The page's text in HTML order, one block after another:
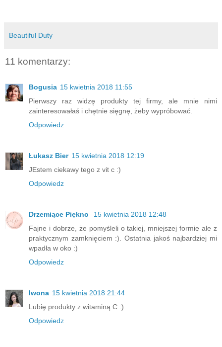
Beautiful Duty
11 komentarzy:
Bogusia 15 kwietnia 2018 11:55
Pierwszy raz widzę produkty tej firmy, ale mnie nimi
zainteresowałaś i chętnie sięgnę, żeby wypróbować.
Odpowiedz
Łukasz Bier 15 kwietnia 2018 12:19
JEstem ciekawy tego z vit c :)
Odpowiedz
Drzemiące Piękno
15 kwietnia 2018 12:48
Fajne i dobrze, że pomyśleli o takiej, mniejszej formie ale z
praktycznym zamknięciem :). Ostatnia jakoś najbardziej mi
wpadła w oko :)
Odpowiedz
Iwona 15 kwietnia 2018 21:44
Lubię produkty z witaminą C :)
Odpowiedz